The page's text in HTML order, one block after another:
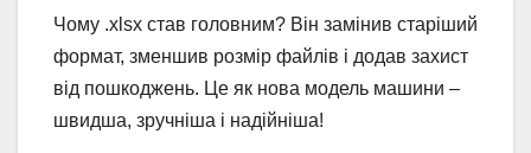
Чому .xlsx став головним? Він замінив старіший
формат, зменшив розмір файлів і додав захист
від пошкоджень. Це як нова модель машини –
швидша, зручніша і надійніша!